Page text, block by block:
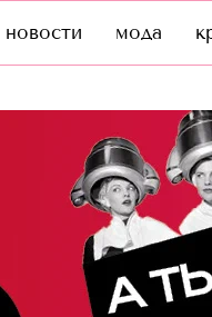
новости мода